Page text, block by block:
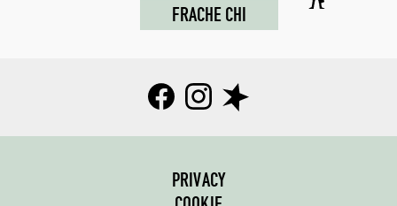
FRACHE CHI
PRIVACY